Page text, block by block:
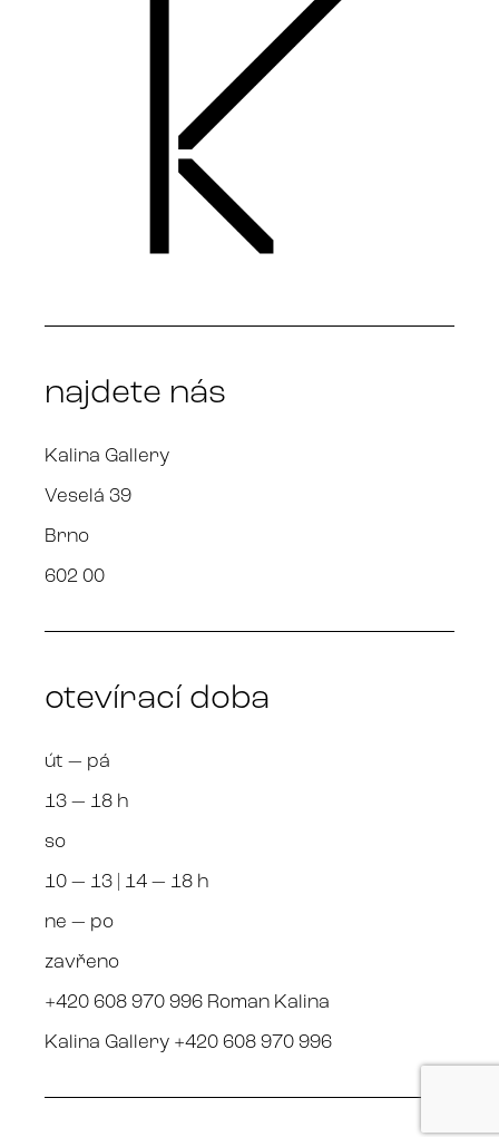
najdete nás
Kalina Gallery
Veselá 39
Brno
602 00
otevírací doba
út — pá
13 — 18 h
so
10 — 13 | 14 — 18 h
ne — po
zavřeno
+420 608 970 996 Roman Kalina
Kalina Gallery +420 608 970 996